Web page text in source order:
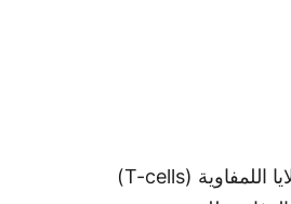
تؤكد الأبحاث المنشورة في الدوريات العالمية أن المستويات المثالية من السيلينيوم في الدم ترتبط طردياً بتحفيز الاستجابة المناعية وتنشيط الخلايا اللمفاوية (T-cells)